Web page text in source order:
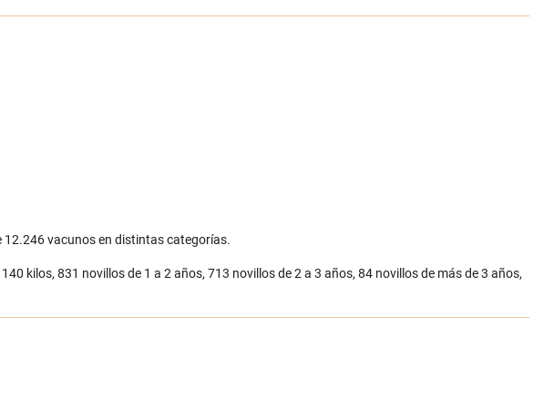
12.246 vacunos en distintas categorías.
kilos, 831 novillos de 1 a 2 años, 713 novillos de 2 a 3 años, 84 novillos de más de 3 años,